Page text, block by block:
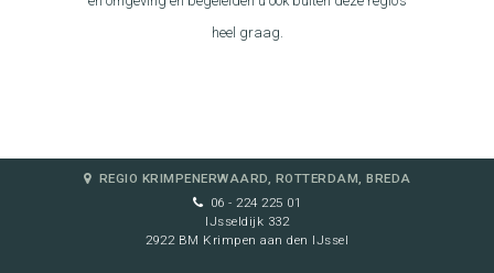
heel graag.
REGIO KRIMPENERWAARD, ROTTERDAM, BREDA
06 - 224 225 01
IJsseldijk 332
2922 BM Krimpen aan den IJssel